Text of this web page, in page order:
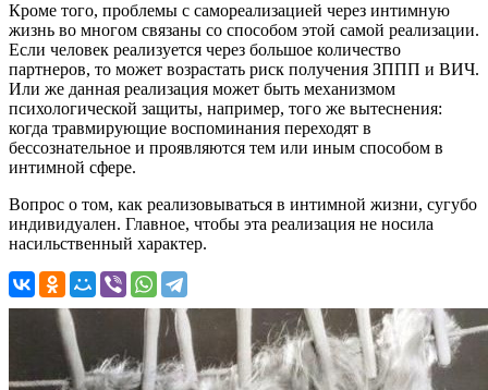
Кроме того, проблемы с самореализацией через интимную
жизнь во многом связаны со способом этой самой реализации.
Если человек реализуется через большое количество
партнеров, то может возрастать риск получения ЗППП и ВИЧ.
Или же данная реализация может быть механизмом
психологической защиты, например, того же вытеснения:
когда травмирующие воспоминания переходят в
бессознательное и проявляются тем или иным способом в
интимной сфере.
Вопрос о том, как реализовываться в интимной жизни, сугубо
индивидуален. Главное, чтобы эта реализация не носила
насильственный характер.